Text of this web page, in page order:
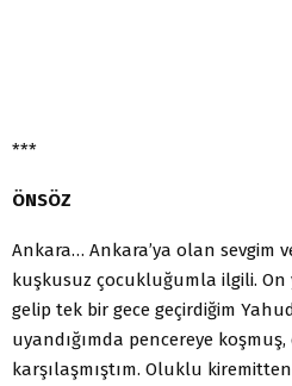
***
ÖNSÖZ
Ankara… Ankara’ya olan sevgim
kuşkusuz çocukluğumla ilgili. On
gelip tek bir gece geçirdiğim
uyandığımda pencereye
karşılaşmıştım. Oluklu